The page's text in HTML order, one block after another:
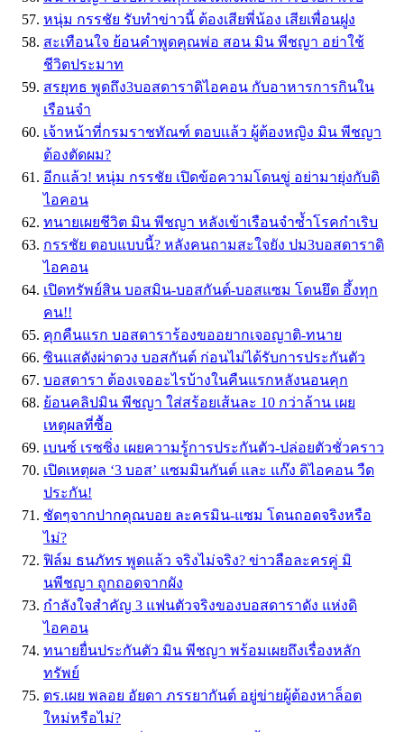
หนุ่ม กรรชัย รับทำข่าวนี้ ต้องเสียพี่น้อง เสียเพื่อนฝูง
สะเทือนใจ ย้อนคำพูดคุณพ่อ สอน มิน พีชญา อย่าใช้
ชีวิตประมาท
สรยุทธ พูดถึง3บอสดาราดิไอคอน กับอาหารการกินใน
เรือนจำ
เจ้าหน้าที่กรมราชทัณฑ์ ตอบเเล้ว ผู้ต้องหญิง มิน พีชญา
ต้องตัดผม?
อีกแล้ว! หนุ่ม กรรชัย เปิดข้อความโดนขู่ อย่ามายุ่งกับดิ
ไอคอน
ทนายเผยชีวิต มิน พีชญา หลังเข้าเรือนจำซ้ำโรคกำเริบ
กรรชัย ตอบแบบนี้? หลังคนถามสะใจยัง ปม3บอสดาราดิ
ไอคอน
เปิดทรัพย์สิน บอสมิน-บอสกันต์-บอสแซม โดนยึด อึ้งทุก
คน!!
คุกคืนแรก บอสดาราร้องขออยากเจอญาติ-ทนาย
ซินเเสดังผ่าดวง บอสกันต์ ก่อนไม่ได้รับการประกันตัว
บอสดารา ต้องเจออะไรบ้างในคืนแรกหลังนอนคุก
ย้อนคลิปมิน พีชญา ใส่สร้อยเส้นละ 10 กว่าล้าน เผย
เหตุผลที่ซื้อ
เบนซ์ เรซซิ่ง เผยความรู้การประกันตัว-ปล่อยตัวชั่วคราว
เปิดเหตุผล ‘3 บอส’ แซมมินกันต์ และ แก๊ง ดิไอคอน วืด
ประกัน!
ชัดๆจากปากคุณบอย ละครมิน-แซม โดนถอดจริงหรือ
ไม่?
ฟิล์ม ธนภัทร พูดแล้ว จริงไม่จริง? ข่าวลือละครคู่ มิ
นพีชญา ถูกถอดจากผัง
กำลังใจสำคัญ 3 แฟนตัวจริงของบอสดาราดัง แห่งดิ
ไอคอน
ทนายยื่นประกันตัว มิน พีชญา พร้อมเผยถึงเรื่องหลัก
ทรัพย์
ตร.เผย พลอย อัยดา ภรรยากันต์ อยู่ข่ายผู้ต้องหาล็อต
ใหม่หรือไม่?